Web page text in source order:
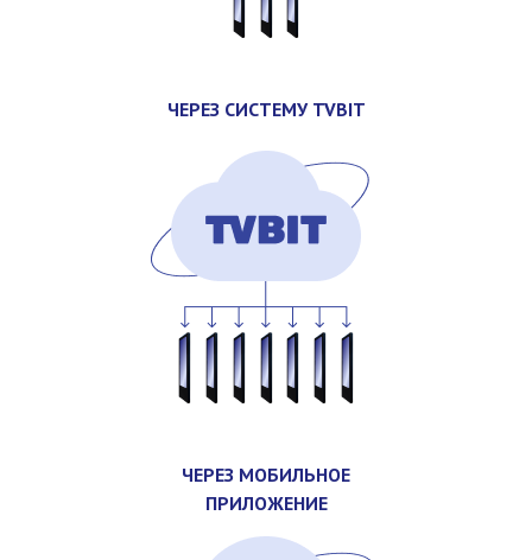
ЧЕРЕЗ СИСТЕМУ TVBIT
ЧЕРЕЗ МОБИЛЬНОЕ
ПРИЛОЖЕНИЕ